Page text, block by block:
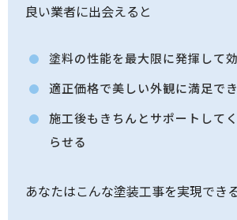
良い業者に出会えると
塗料の性能を最大限に発揮して
適正価格で美しい外観に満足で
施工後もきちんとサポートして
らせる
あなたはこんな塗装工事を実現でき